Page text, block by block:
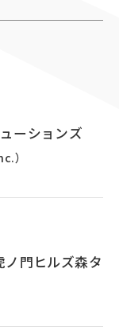
ーションズ
）
門ヒルズ森タ